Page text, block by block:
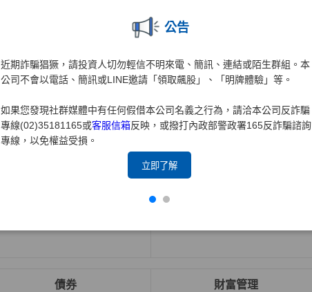
公告
近期詐騙猖獗，請投資人切勿輕信不明來電、簡訊、連結或陌生群組。本
公司不會以電話、簡訊或LINE邀請「領取飆股」、「明牌體驗」等。
如果您發現社群媒體中有任何假借本公司名義之行為，請洽本公司反詐騙
專線(02)35181165或客服信箱反映，或撥打內政部警政署165反詐騙諮詢
專線，以免權益受損。
立即了解
債券 財富管理